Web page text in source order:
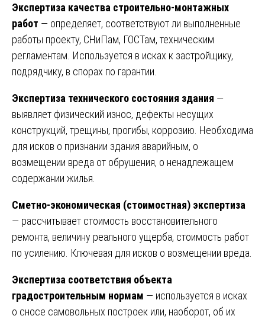
Экспертиза качества строительно-монтажных
работ — определяет, соответствуют ли выполненные
работы проекту, СНиПам, ГОСТам, техническим
регламентам. Используется в исках к застройщику,
подрядчику, в спорах по гарантии.
Экспертиза технического состояния здания —
выявляет физический износ, дефекты несущих
конструкций, трещины, прогибы, коррозию. Необходима
для исков о признании здания аварийным, о
возмещении вреда от обрушения, о ненадлежащем
содержании жилья.
Сметно-экономическая (стоимостная) экспертиза
— рассчитывает стоимость восстановительного
ремонта, величину реального ущерба, стоимость работ
по усилению. Ключевая для исков о возмещении вреда.
Экспертиза соответствия объекта
градостроительным нормам — используется в исках
о сносе самовольных построек или, наоборот, об их